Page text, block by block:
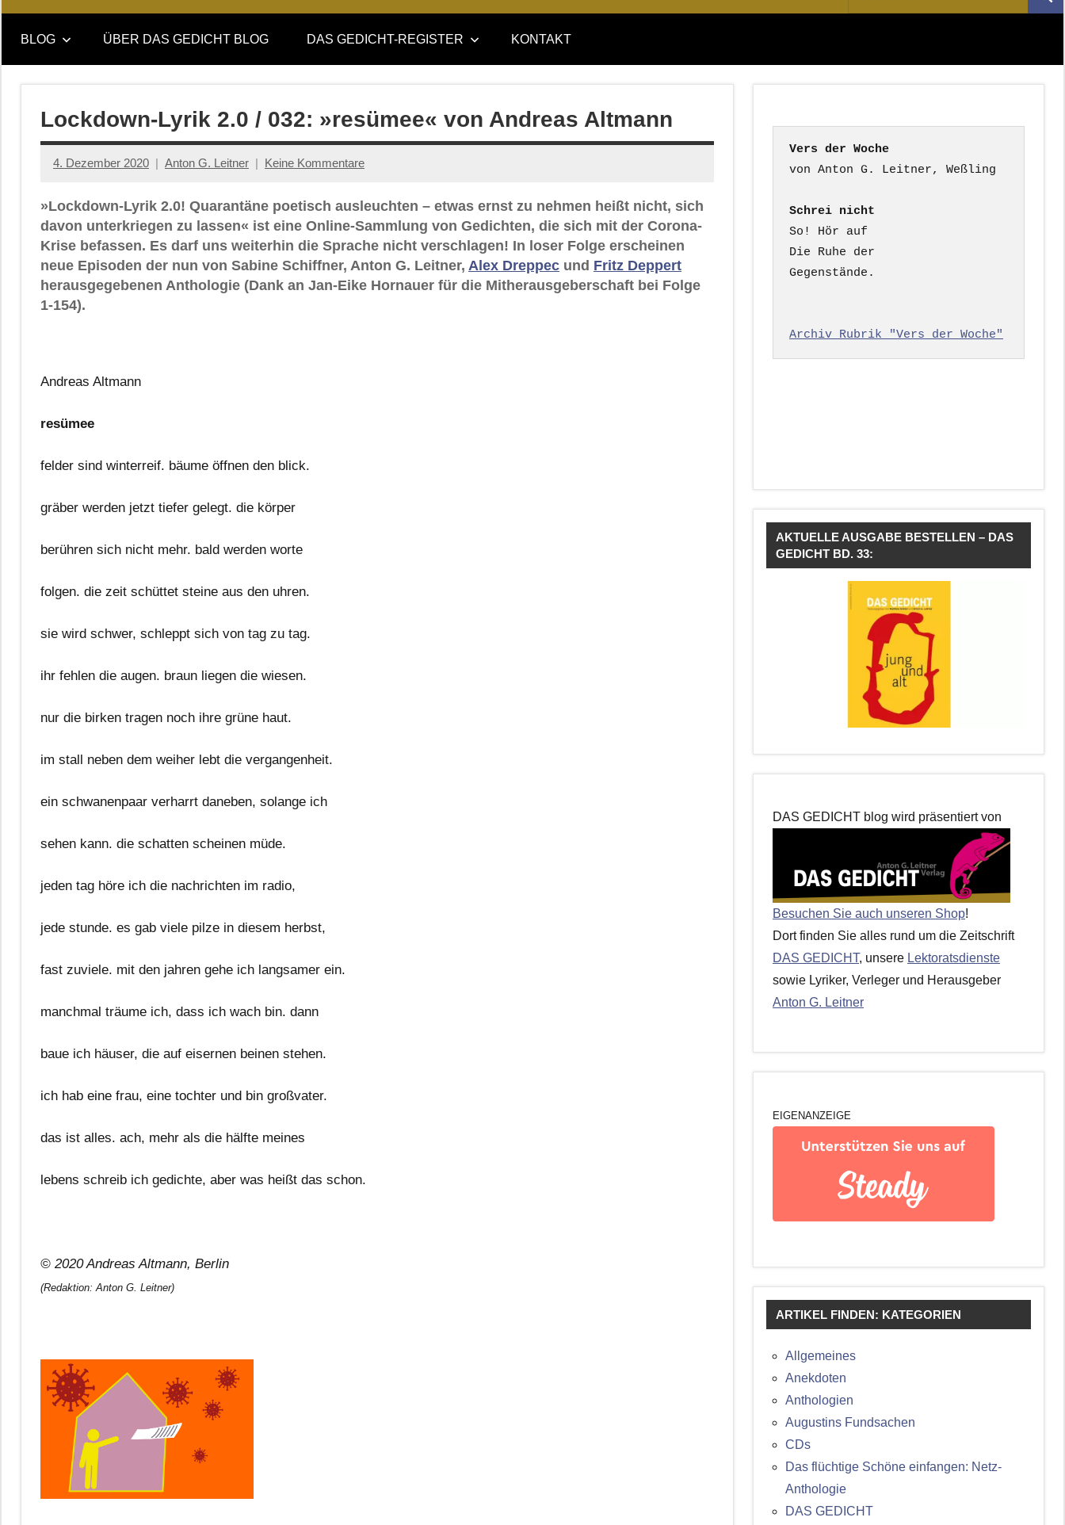
DAS
GEDICHT
blog
DAS
GEDICHT.
Zeitschrift
nach:
BLOG ÜBER DAS GEDICHT BLOG DAS GEDICHT-REGISTER KONTAKT
Lockdown-Lyrik 2.0 / 032: »resümee« von Andreas Altmann
4. Dezember 2020 Anton G. Leitner Keine Kommentare
»Lockdown-Lyrik 2.0! Quarantäne poetisch ausleuchten – etwas ernst zu nehmen heißt nicht, sich
davon unterkriegen zu lassen« ist eine Online-Sammlung von Gedichten, die sich mit der Corona-
Krise befassen. Es darf uns weiterhin die Sprache nicht verschlagen! In loser Folge erscheinen
neue Episoden der nun von Sabine Schiffner, Anton G. Leitner, Alex Dreppec und Fritz Deppert
herausgegebenen Anthologie (Dank an Jan-Eike Hornauer für die Mitherausgeberschaft bei Folge
1-154).
Andreas Altmann
resümee
felder sind winterreif. bäume öffnen den blick.
gräber werden jetzt tiefer gelegt. die körper
berühren sich nicht mehr. bald werden worte
folgen. die zeit schüttet steine aus den uhren.
sie wird schwer, schleppt sich von tag zu tag.
ihr fehlen die augen. braun liegen die wiesen.
nur die birken tragen noch ihre grüne haut.
im stall neben dem weiher lebt die vergangenheit.
ein schwanenpaar verharrt daneben, solange ich
sehen kann. die schatten scheinen müde.
jeden tag höre ich die nachrichten im radio,
jede stunde. es gab viele pilze in diesem herbst,
fast zuviele. mit den jahren gehe ich langsamer ein.
manchmal träume ich, dass ich wach bin. dann
baue ich häuser, die auf eisernen beinen stehen.
ich hab eine frau, eine tochter und bin großvater.
das ist alles. ach, mehr als die hälfte meines
lebens schreib ich gedichte, aber was heißt das schon.
© 2020 Andreas Altmann, Berlin
(Redaktion: Anton G. Leitner)
Vers der Woche
Schrei nicht
So! Hör auf
Die Ruhe der
Gegenstände.
Archiv Rubrik "Vers der Woche"
AKTUELLE AUSGABE BESTELLEN – DAS
GEDICHT BD. 33:
DAS GEDICHT blog wird präsentiert von
Besuchen Sie auch unseren Shop!
Dort finden Sie alles rund um die Zeitschrift
DAS GEDICHT, unsere Lektoratsdienste
sowie Lyriker, Verleger und Herausgeber
Anton G. Leitner
EIGENANZEIGE
ARTIKEL FINDEN: KATEGORIEN
Allgemeines
Anekdoten
Anthologien
Augustins Fundsachen
CDs
Das flüchtige Schöne einfangen: Netz-
Anthologie
DAS GEDICHT